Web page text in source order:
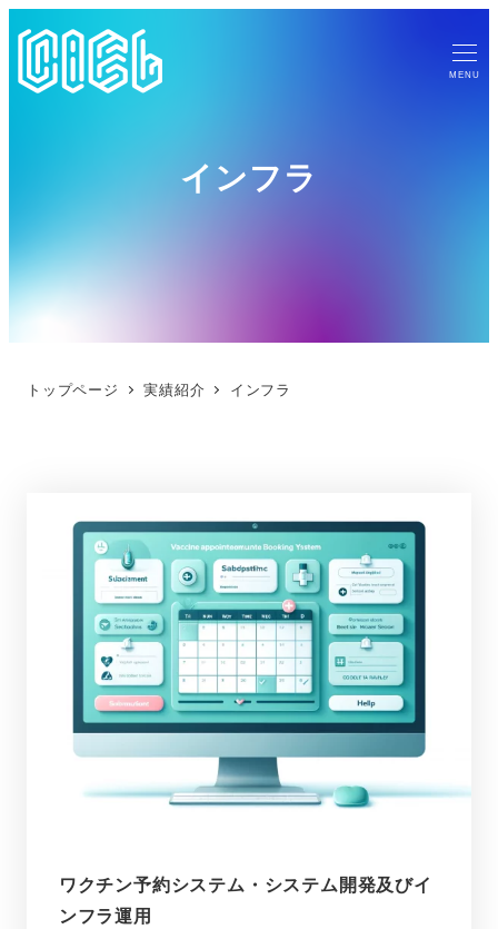
MENU
インフラ
トップページ 実績紹介 インフラ
ワクチン予約システム・システム開発及びイ
ンフラ運用